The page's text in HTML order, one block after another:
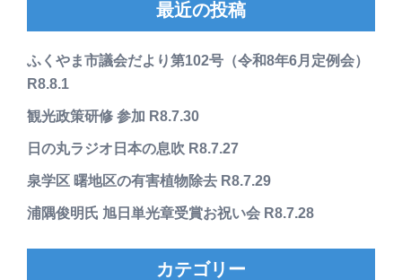
最近の投稿
ふくやま市議会だより第102号（令和8年6月定例会）
R8.8.1
観光政策研修 参加 R8.7.30
日の丸ラジオ日本の息吹 R8.7.27
泉学区 曙地区の有害植物除去 R8.7.29
浦隅俊明氏 旭日単光章受賞お祝い会 R8.7.28
カテゴリー